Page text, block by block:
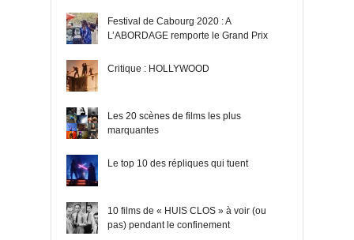
Festival de Cabourg 2020 : A
L’ABORDAGE remporte le Grand Prix
Critique : HOLLYWOOD
Les 20 scènes de films les plus
marquantes
Le top 10 des répliques qui tuent
10 films de « HUIS CLOS » à voir (ou
pas) pendant le confinement